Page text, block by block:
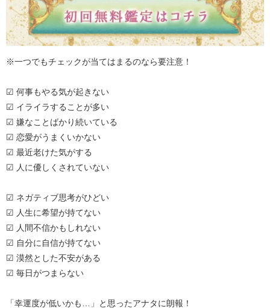
※一つでもチェックが当てはまるのなら要注意！
☑ 何事もやる気が起きない
☑ イライラすることが多い
☑ 嫌なことばかり続いている
☑ 恋愛がうまくいかない
☑ 最近老けた気がする
☑ 人に優しくされていない
☑ ネガティブ思考がひどい
☑ 人生に希望が持てない
☑ 人間不信かもしれない
☑ 自分に自信が持てない
☑ 漠然とした不安がある
☑ 毎日がつまらない
「幸運度が低いかも…」と思ったアナタに朗報！